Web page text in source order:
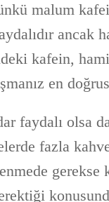
malum
ancak
kafein,
en
faydalı olsa
fazla